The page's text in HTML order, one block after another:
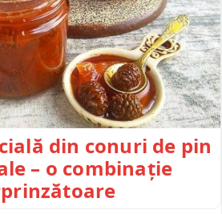
din conuri de pin
– o combinație